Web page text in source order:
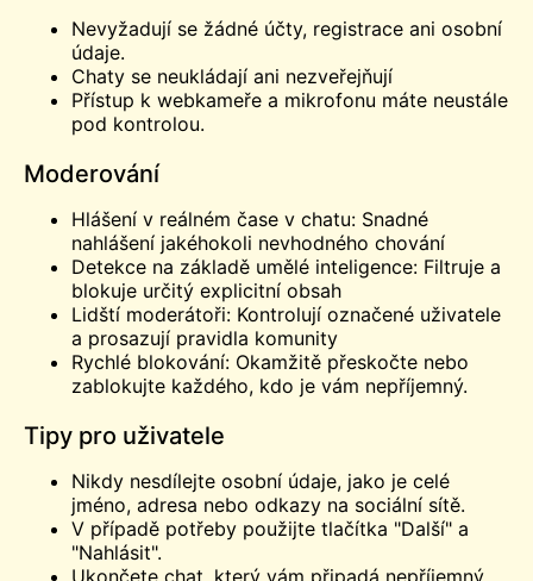
Nevyžadují se žádné účty, registrace ani osobní
údaje.
Chaty se neukládají ani nezveřejňují
Přístup k webkameře a mikrofonu máte neustále
pod kontrolou.
Moderování
Hlášení v reálném čase v chatu: Snadné
nahlášení jakéhokoli nevhodného chování
Detekce na základě umělé inteligence: Filtruje a
blokuje určitý explicitní obsah
Lidští moderátoři: Kontrolují označené uživatele
a prosazují pravidla komunity
Rychlé blokování: Okamžitě přeskočte nebo
zablokujte každého, kdo je vám nepříjemný.
Tipy pro uživatele
Nikdy nesdílejte osobní údaje, jako je celé
jméno, adresa nebo odkazy na sociální sítě.
V případě potřeby použijte tlačítka "Další" a
"Nahlásit".